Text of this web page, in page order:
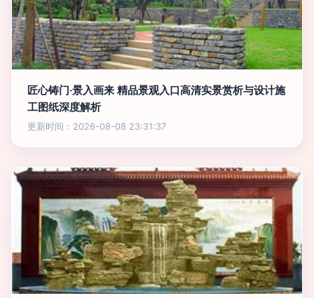
匠心铸门·景入画来 精品景观入口高清实景赏析与设计施
工图纸深度解析
更新时间：2026-08-08 23:31:37